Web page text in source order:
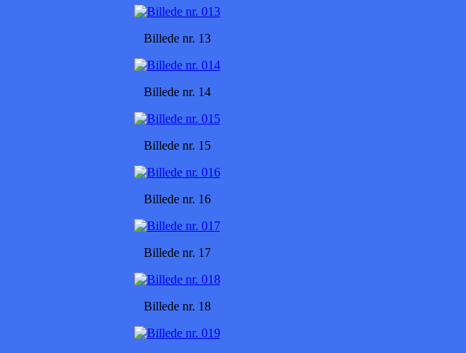
Billede nr. 13
Billede nr. 14
Billede nr. 15
Billede nr. 16
Billede nr. 17
Billede nr. 18